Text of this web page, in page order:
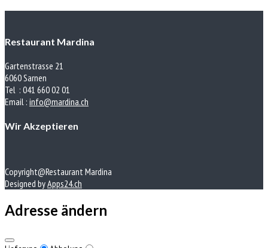
Restaurant Mardina
Gartenstrasse 21
6060 Sarnen
Tel : 041 660 02 01
Email : info@mardina.ch
Wir Akzeptieren
Copyright@Restaurant Mardina
Designed byApps24.ch
Adresse ändern